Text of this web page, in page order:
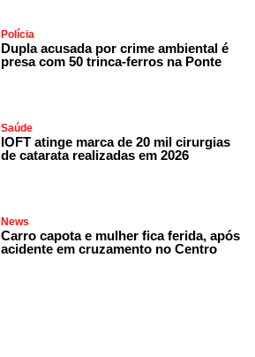
Polícia
Dupla acusada por crime ambiental é
presa com 50 trinca-ferros na Ponte
Saúde
IOFT atinge marca de 20 mil cirurgias
de catarata realizadas em 2026
News
Carro capota e mulher fica ferida, após
acidente em cruzamento no Centro